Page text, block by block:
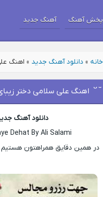
پخش آهنگ آهنگ جدید
خانه » دانلود آهنگ جدید » اهنگ
اهنگ علی سلامی دختر
دانلود آهنگ
Dehat By Ali Salami
در همین دقایق همراهتون هستیم